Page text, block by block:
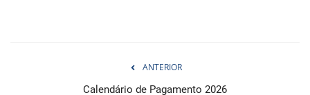
ANTERIOR
Calendário de Pagamento 2026